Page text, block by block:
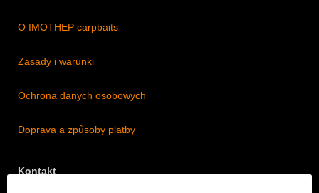
O IMOTHEP carpbaits
Zasady i warunki
Ochrona danych osobowych
Doprava a způsoby platby
Kontakt